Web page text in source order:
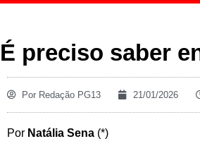
É preciso saber
Por Redação PG13 21/01/2026
Por Natália Sena (*)